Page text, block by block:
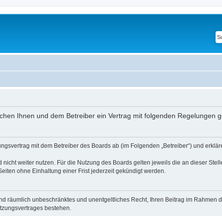
Ihnen und dem Betreiber ein Vertrag mit folgenden Regelungen
mit dem Betreiber des Boards ab (im Folgenden „Betreiber“) und
weiter nutzen. Für die Nutzung des Boards gelten jeweils die an dieser
ohne Einhaltung einer Frist jederzeit gekündigt werden.
räumlich unbeschränktes und unentgeltliches Recht, Ihren Beitrag im Rahmen
bestehen.